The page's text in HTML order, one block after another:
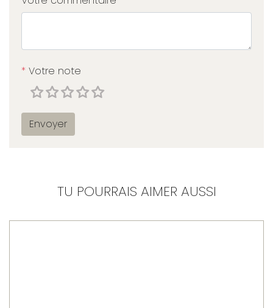
* Votre note
Envoyer
TU POURRAIS AIMER AUSSI